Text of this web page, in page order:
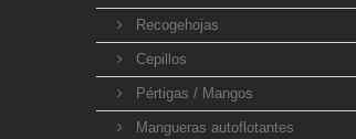
Recogehojas
Cepillos
Pértigas / Mangos
Mangueras autoflotantes